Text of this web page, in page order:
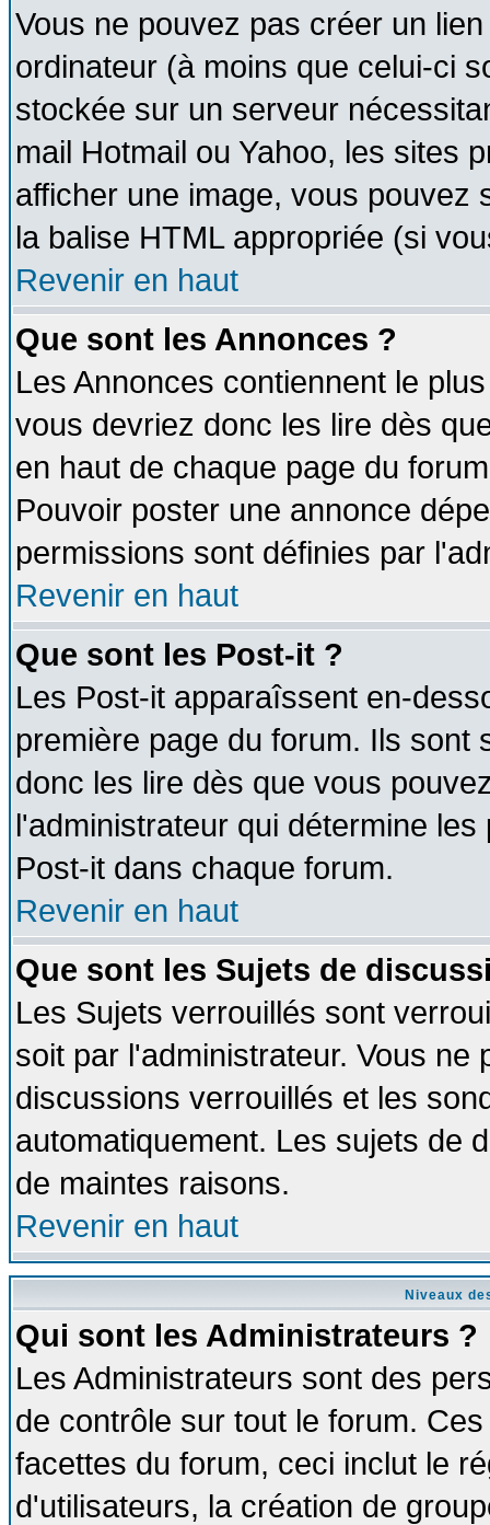
Vous ne pouvez pas créer un
ordinateur (à moins que celui-ci
stockée sur un serveur
mail Hotmail ou Yahoo, les sites
afficher une image, vous pouvez
la balise HTML appropriée (si
Revenir en haut
Que sont les Annonces ?
Les Annonces contiennent le
vous devriez donc les lire dès
en haut de chaque page du
Pouvoir poster une annonce
permissions sont définies par
Revenir en haut
Que sont les Post-it ?
Les Post-it apparaîssent en-
première page du forum. Ils
donc les lire dès que vous
l'administrateur qui détermine
Post-it dans chaque forum.
Revenir en haut
Que sont les Sujets de
Les Sujets verrouillés sont
soit par l'administrateur. Vous
discussions verrouillés et les
automatiquement. Les sujets de
de maintes raisons.
Revenir en haut
Niveaux
Qui sont les Administrateurs ?
Les Administrateurs sont des
de contrôle sur tout le forum.
facettes du forum, ceci inclut le
d'utilisateurs, la création de